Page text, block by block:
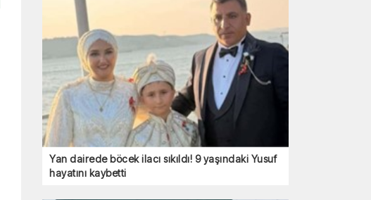
Yan dairede böcek ilacı sıkıldı! 9 yaşındaki Yusuf
hayatını kaybetti